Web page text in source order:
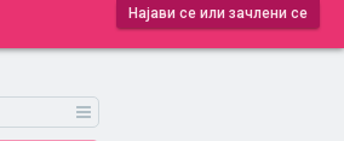
Најави се или зачлени се